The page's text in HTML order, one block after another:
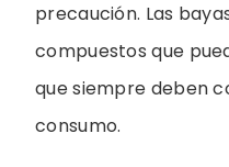
precaución. Las
compuestos que
que siempre deben
consumo.